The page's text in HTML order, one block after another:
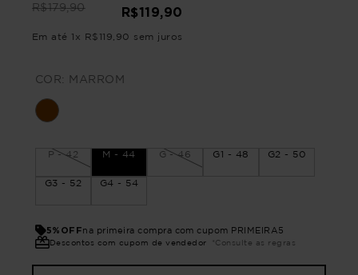
R$179,90 R$119,90
Em até 1 x R$ 119 90 sem juros
COR: MARROM
P - 42 M - 44 G - 46 G1 - 48 G2 - 50
G3 - 52 G4 - 54
5%OFFna primeira compra com cupom PRIMEIRA5
Descontos com cupom de vendedor *Consulte as regras